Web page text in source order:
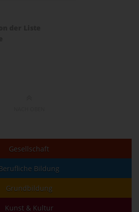
Gesellschaft
Bildung
Grundbildung
Kunst & Kultur